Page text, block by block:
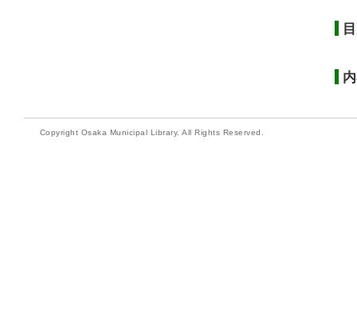
Copyright Osaka Municipal Library. All Rights Reserved.